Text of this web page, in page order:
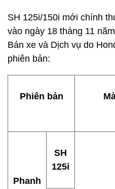
SH 125i/150i mới chính
vào ngày 18 tháng 11
Bán xe và Dịch vụ do
phiên bản:
Phiên bản
Phanh
SH
125i